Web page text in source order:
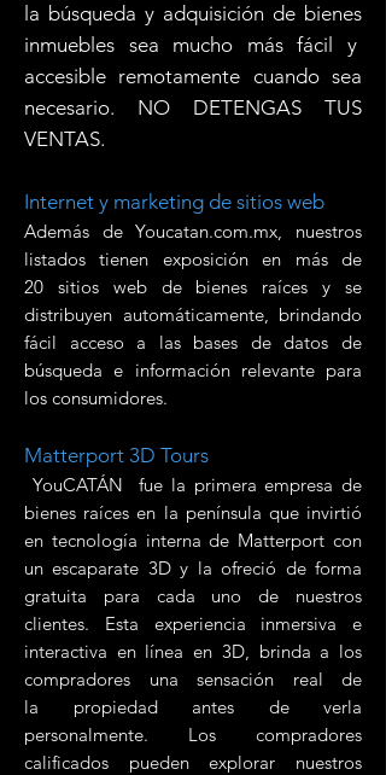
la búsqueda y adquisición de bienes
inmuebles sea mucho más fácil y
accesible remotamente cuando sea
necesario. NO DETENGAS TUS
VENTAS.
Internet y marketing de sitios web
Además de Youcatan.com.mx, nuestros
listados tienen exposición en más de
20 sitios web de bienes raíces y se
distribuyen automáticamente, brindando
fácil acceso a las bases de datos de
búsqueda e información relevante para
los consumidores.
Matterport 3D Tours
YouCATÁN fue la primera empresa de
bienes raíces en la península que invirtió
en tecnología interna de Matterport con
un escaparate 3D y la ofreció de forma
gratuita para cada uno de nuestros
clientes. Esta experiencia inmersiva e
interactiva en línea en 3D, brinda a los
compradores una sensación real de
la propiedad antes de verla
personalmente. Los compradores
calificados pueden explorar nuestros